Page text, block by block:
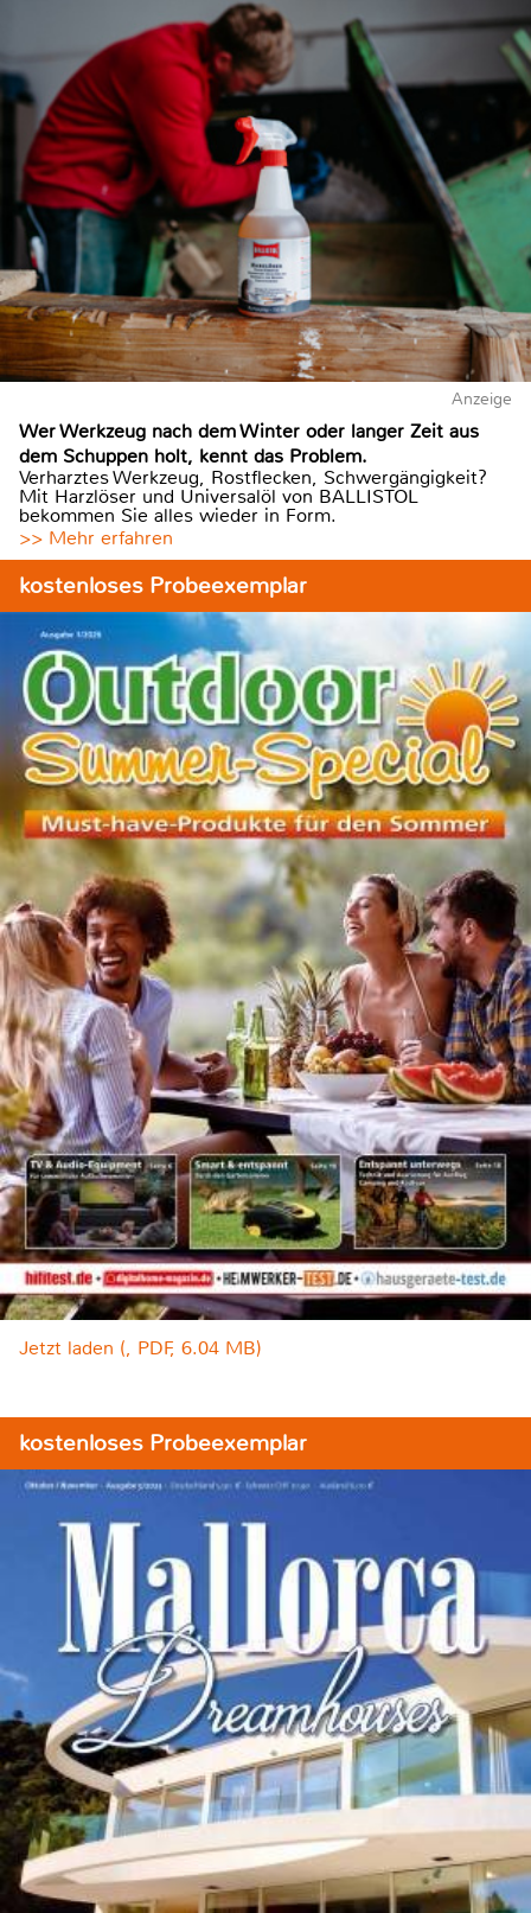
Anzeige
Wer Werkzeug nach dem Winter oder langer Zeit aus
dem Schuppen holt, kennt das Problem.
Verharztes Werkzeug, Rostflecken, Schwergängigkeit?
Mit Harzlöser und Universalöl von BALLISTOL
bekommen Sie alles wieder in Form.
>> Mehr erfahren
kostenloses Probeexemplar
Jetzt laden (, PDF, 6.04 MB)
kostenloses Probeexemplar